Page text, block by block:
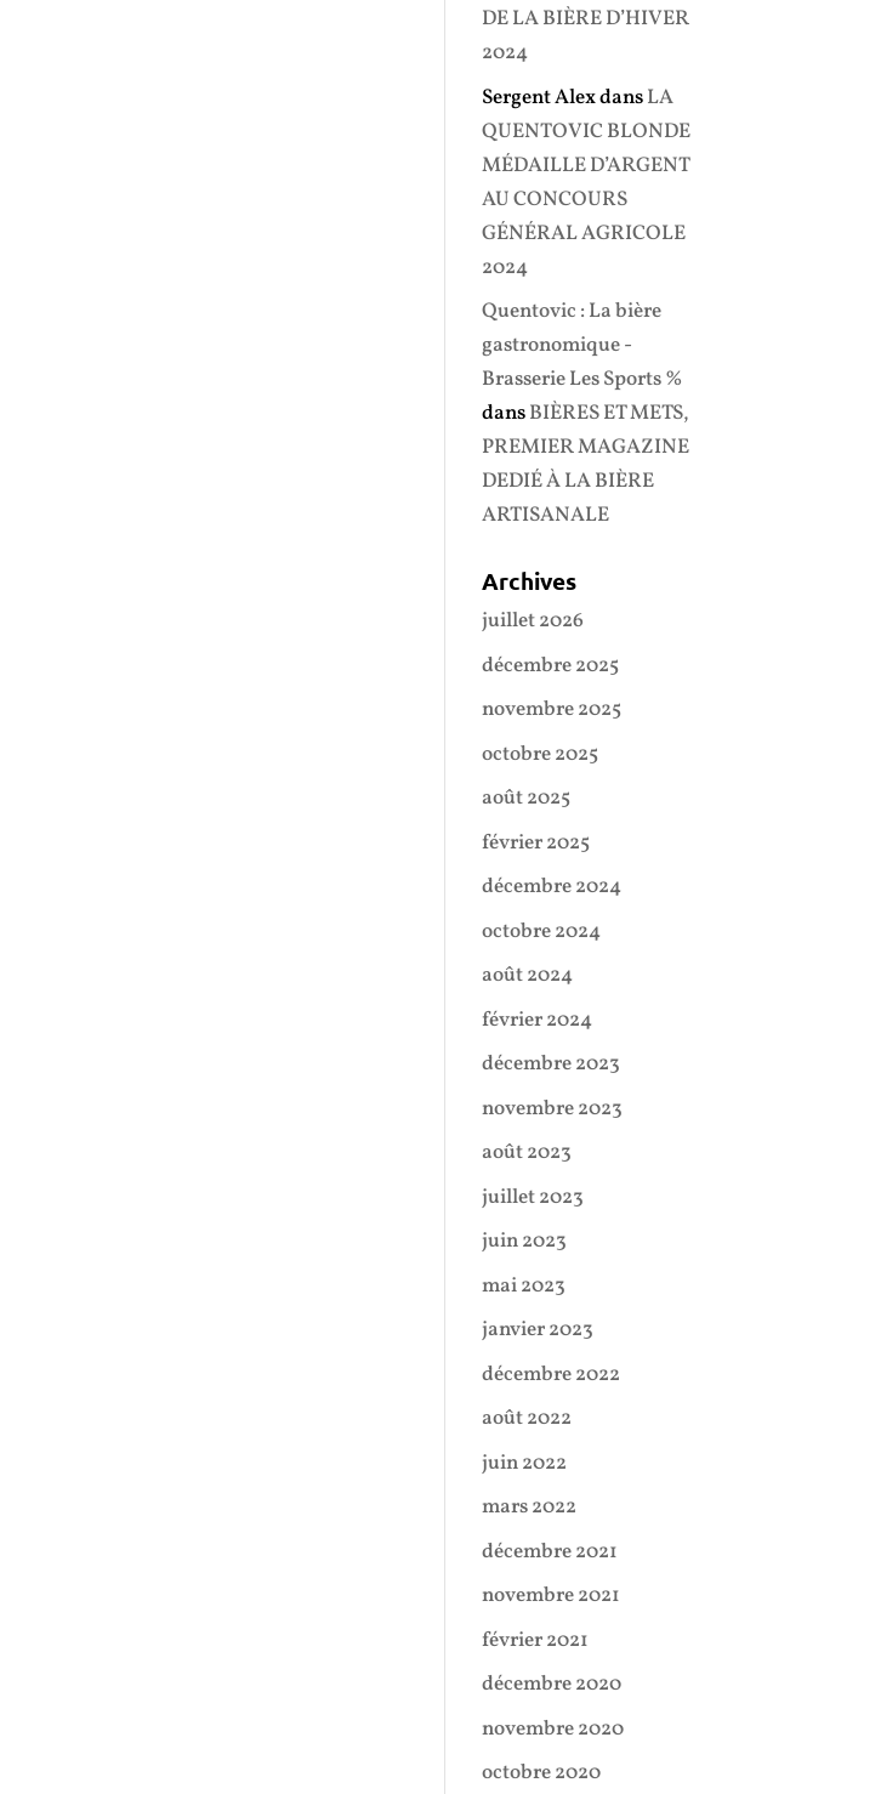
DE LA BIÈRE D’HIVER
2024
Sergent AlexdansLA
QUENTOVIC BLONDE
MÉDAILLE D’ARGENT
AU CONCOURS
GÉNÉRAL AGRICOLE
2024
Quentovic : La bière
gastronomique -
Brasserie Les Sports %
dansBIÈRES ET METS,
PREMIER MAGAZINE
DEDIÉ À LA BIÈRE
ARTISANALE
Archives
juillet 2026
décembre 2025
novembre 2025
octobre 2025
août 2025
février 2025
décembre 2024
octobre 2024
août 2024
février 2024
décembre 2023
novembre 2023
août 2023
juillet 2023
juin 2023
mai 2023
janvier 2023
décembre 2022
août 2022
juin 2022
mars 2022
décembre 2021
novembre 2021
février 2021
décembre 2020
novembre 2020
octobre 2020